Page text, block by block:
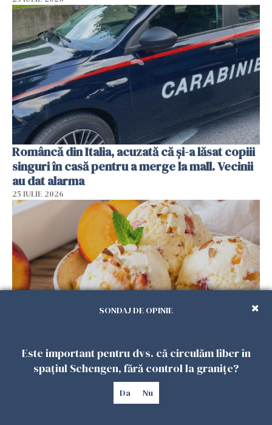
Româncă din Italia, acuzată că și-a lăsat copiii
singuri în casă pentru a merge la mall. Vecinii
au dat alarma
25 IULIE 2026
Înghețata de casă cu nectarine care
cucerește vara. Rețeta fără aparat, gata din
câteva ingrediente
SONDAJ DE OPINIE
Este important pentru dvs. că circulăm liber în
spațiul Schengen, fără control la granițe?
Da Nu